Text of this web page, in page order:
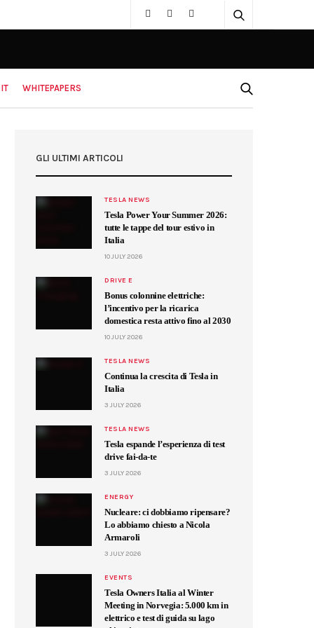
WHITEPAPERS
GLI ULTIMI ARTICOLI
TESLA NEWS
Tesla Power Your Summer 2026:
tutte le tappe del tour estivo in
Italia
10 JULY 2026
DRIVE E
Bonus colonnine elettriche:
l’incentivo per la ricarica
domestica resta attivo fino al 2030
10 JULY 2026
TESLA NEWS
Continua la crescita di Tesla in
Italia
3 JULY 2026
TESLA NEWS
Tesla espande l’esperienza di test
drive fai-da-te
3 JULY 2026
ENERGY
Nucleare: ci dobbiamo ripensare?
Lo abbiamo chiesto a Nicola
Armaroli
3 JULY 2026
EVENTS
Tesla Owners Italia al Winter
Meeting in Norvegia: 5.000 km in
elettrico e test di guida su lago